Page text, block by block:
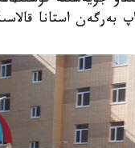
بەرگەن استانا